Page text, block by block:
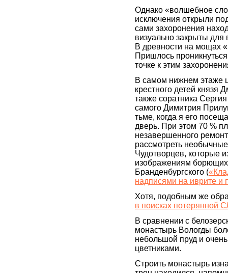
Однако «волшебное
исключения открыли
сами захоронения
визуально закрыты для
В древности на мощах
Пришлось
точке к этим
В самом нижнем этаже
крестного детей князя
также соратника
самого Димитрия
тьме, когда я его
дверь. При этом 70 %
незавершенного
рассмотреть
Чудотворцев, которые
изображениям
Бранденбургского (
надписями на иврите и
Хотя, подобным же
в поисках потерянной
В сравнении с
монастырь Вологды
небольшой пруд и
цветниками.
Строить монастырь